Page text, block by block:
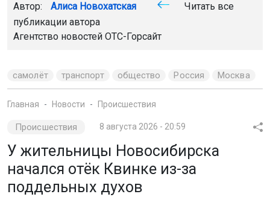
Автор: Алиса Новохатская
Читать все
публикации автора
Агентство новостей ОТС-Горсайт
самолёт транспорт общество Россия Москва
Главная Новости Происшествия
Происшествия 8 августа 2026 - 20:59
У жительницы Новосибирска
начался отёк Квинке из-за
поддельных духов